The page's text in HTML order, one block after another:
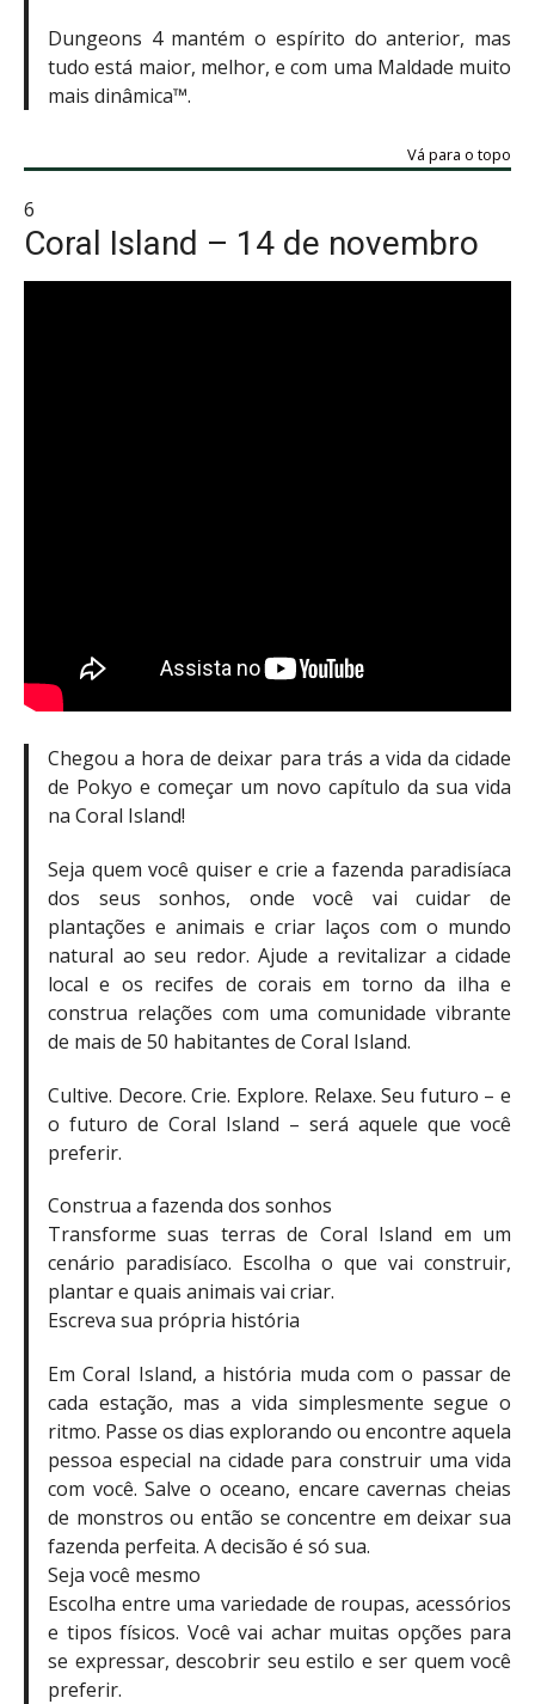
Dungeons 4 mantém o espírito do anterior, mas
tudo está maior, melhor, e com uma Maldade muito
mais dinâmica™.
Vá para o topo
6
Coral Island – 14 de novembro
Chegou a hora de deixar para trás a vida da cidade
de Pokyo e começar um novo capítulo da sua vida
na Coral Island!
Seja quem você quiser e crie a fazenda paradisíaca
dos seus sonhos, onde você vai cuidar de
plantações e animais e criar laços com o mundo
natural ao seu redor. Ajude a revitalizar a cidade
local e os recifes de corais em torno da ilha e
construa relações com uma comunidade vibrante
de mais de 50 habitantes de Coral Island.
Cultive. Decore. Crie. Explore. Relaxe. Seu futuro – e
o futuro de Coral Island – será aquele que você
preferir.
Construa a fazenda dos sonhos
Transforme suas terras de Coral Island em um
cenário paradisíaco. Escolha o que vai construir,
plantar e quais animais vai criar.
Escreva sua própria história
Em Coral Island, a história muda com o passar de
cada estação, mas a vida simplesmente segue o
ritmo. Passe os dias explorando ou encontre aquela
pessoa especial na cidade para construir uma vida
com você. Salve o oceano, encare cavernas cheias
de monstros ou então se concentre em deixar sua
fazenda perfeita. A decisão é só sua.
Seja você mesmo
Escolha entre uma variedade de roupas, acessórios
e tipos físicos. Você vai achar muitas opções para
se expressar, descobrir seu estilo e ser quem você
preferir.